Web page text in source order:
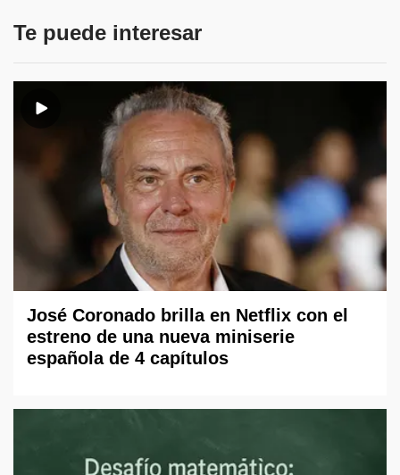
Te puede interesar
José Coronado brilla en Netflix con el
estreno de una nueva miniserie
española de 4 capítulos